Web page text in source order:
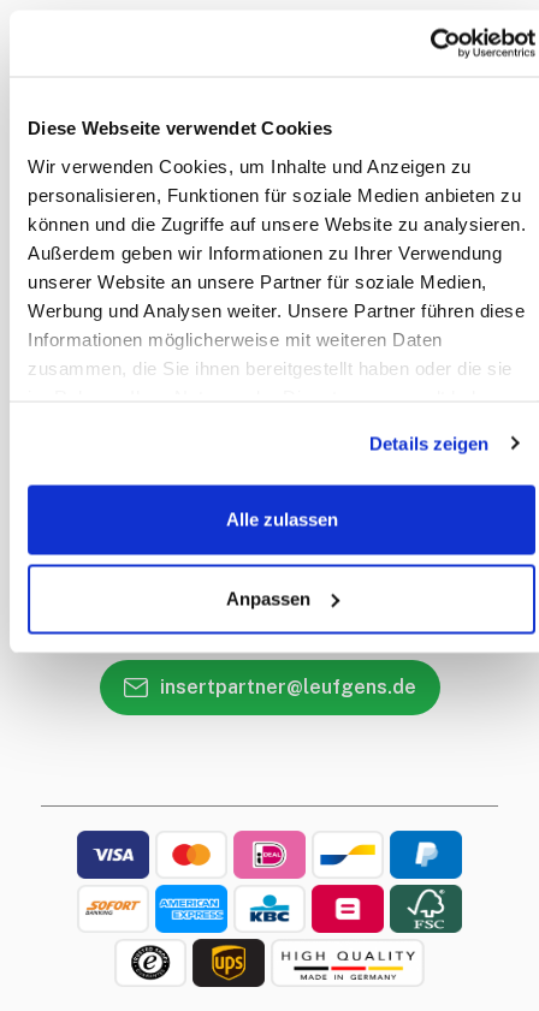
Diese Webseite verwendet Cookies
Wir verwenden Cookies, um Inhalte und Anzeigen zu
personalisieren, Funktionen für soziale Medien anbieten zu
können und die Zugriffe auf unsere Website zu analysieren.
Außerdem geben wir Informationen zu Ihrer Verwendung
unserer Website an unsere Partner für soziale Medien,
Werbung und Analysen weiter. Unsere Partner führen diese
Informationen möglicherweise mit weiteren Daten
zusammen, die Sie ihnen bereitgestellt haben oder die sie
Details zeigen
Alle zulassen
Anpassen
Liever een offerte op maat?
Mijn account
INFORMATIE
Betaalwijze
Algemene voorwaarden
Privacy Policy
Callback Service
Heeft u een vraag?
insertpartner@leufgens.de